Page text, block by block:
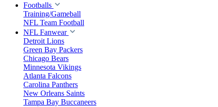
Footballs
Training/Gameball
NFL Team Football
NFL Fanwear
Detroit Lions
Green Bay Packers
Chicago Bears
Minnesota Vikings
Atlanta Falcons
Carolina Panthers
New Orleans Saints
Tampa Bay Buccaneers